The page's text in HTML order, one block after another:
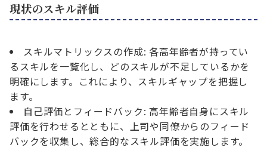
現状のスキル評価
スキルマトリックスの作成: 各高年齢者が持ってい
るスキルを一覧化し、どのスキルが不足しているかを
明確にします。これにより、スキルギャップを把握し
ます。
自己評価とフィードバック: 高年齢者自身にスキル
評価を行わせるとともに、上司や同僚からのフィード
バックを収集し、総合的なスキル評価を実施します。